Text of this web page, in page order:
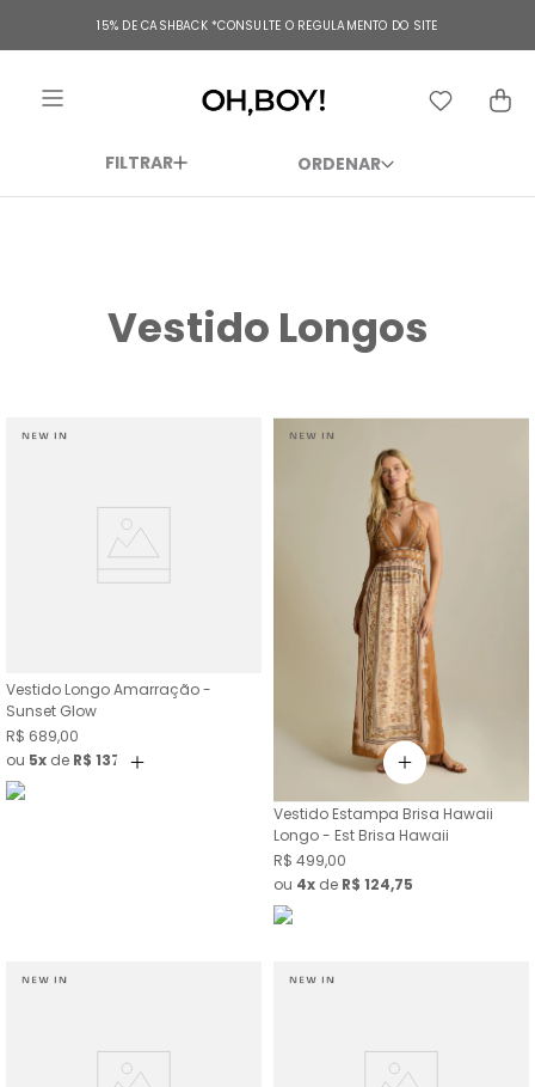
15% DE CASHBACK *CONSULTE O REGULAMENTO DO SITE
FILTRAR
Vestido Longos
Vestido Longo Amarração -
Sunset Glow
R$ 689,00
ou 5 de R$ 137 80
Vestido Estampa Brisa Hawaii
Longo - Est Brisa Hawaii
R$ 499,00
ou 4 de R$ 124,75
TERMOS MAIS BUSCADOS
vestido longo
10º macacão